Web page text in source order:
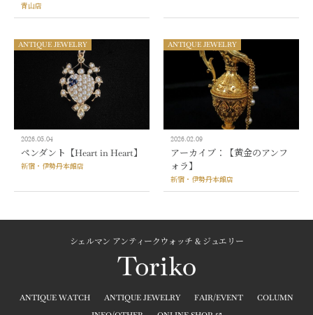
青山店
ANTIQUE JEWELRY
2026.05.04
ペンダント【Heart in Heart】
新宿・伊勢丹本館店
ANTIQUE JEWELRY
2026.02.09
アーカイブ：【黄金のアンフ
ォラ】
新宿・伊勢丹本館店
シェルマン アンティークウォッチ & ジュエリー
ANTIQUE WATCH ANTIQUE JEWELRY FAIR/EVENT
COLUMN